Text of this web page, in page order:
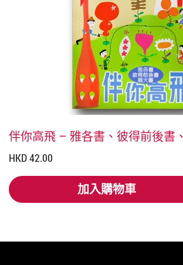
伴你高飛 – 雅各書、彼得前後書
HKD 42.00
加入購物車
加入購物車